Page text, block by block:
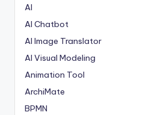
AI
AI Chatbot
AI Image Translator
AI Visual Modeling
Animation Tool
ArchiMate
BPMN